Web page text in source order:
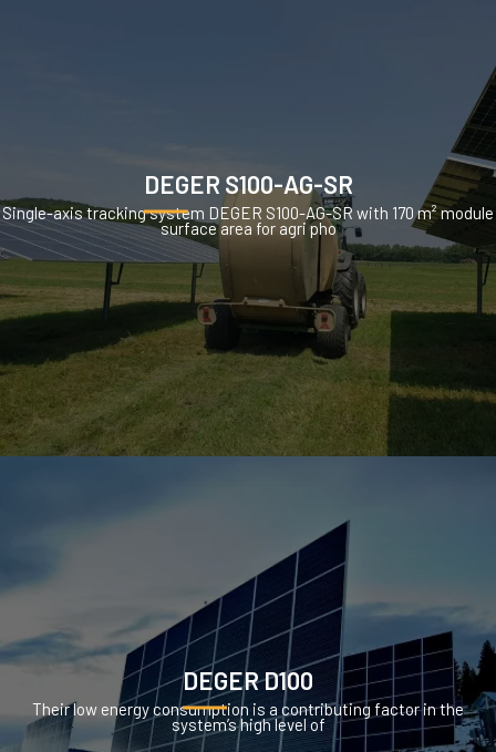
DEGER S100-AG-SR
Single-axis tracking system DEGER S100-AG-SR with 170 m² module
surface area for agri pho
DEGER D100
Their low energy consumption is a contributing factor in the
system’s high level of